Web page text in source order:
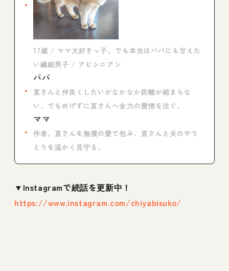
17歳 / ママ大好きっ子。でも本当はパパにも甘えた
い繊細男子 / アビシニアン
パパ
直さんと仲良くしたいがなかなか距離が縮まらな
い。でもめげずに直さんへ全力の愛情を注ぐ。
ママ
作者。直さんを無償の愛で包み、直さんと夫のやり
とりを温かく見守る。
▼Instagramで続話を更新中！
https://www.instagram.com/chiyabisuko/